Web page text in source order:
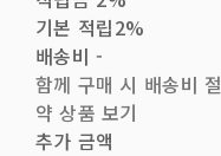
기본 적립2%
배송비-
함께 구매 시 배송비 절
약 상품 보기
추가 금액